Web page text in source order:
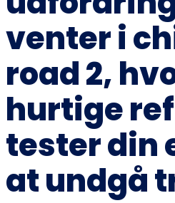
venter i
road 2,
hurtige
tester din
at undgå